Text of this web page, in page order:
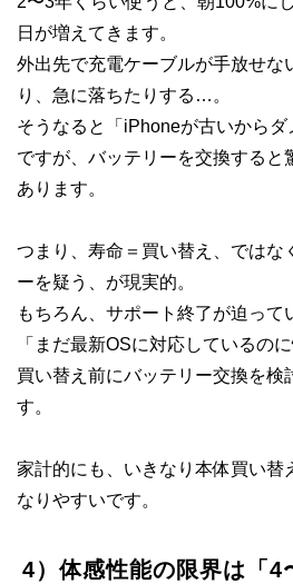
日が増えてきます。
外出先で充電ケーブルが手放せな
り、急に落ちたりする…。
そうなると「iPhoneが古いから
ですが、バッテリーを交換すると
あります。
つまり、寿命＝買い替え、ではな
ーを疑う、が現実的。
もちろん、サポート終了が迫って
「まだ最新OSに対応しているの
買い替え前にバッテリー交換を検
す。
家計的にも、いきなり本体買い替
なりやすいです。
4）体感性能の限界は「4